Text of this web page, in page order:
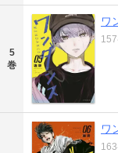
5
巻
ワ
ワ